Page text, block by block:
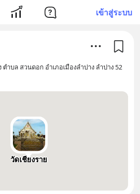
เข้าสู่ระบบ
ำบล สวนดอก อำเภอเมืองลำปาง ลำปาง 52
วัดเชียงราย